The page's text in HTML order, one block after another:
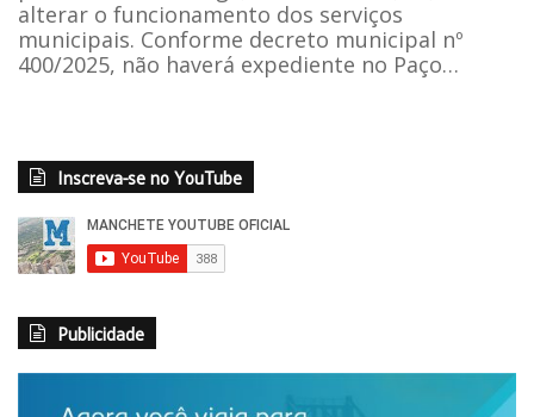
alterar o funcionamento dos serviços
municipais. Conforme decreto municipal nº
400/2025, não haverá expediente no Paço…
Inscreva-se no YouTube
Publicidade